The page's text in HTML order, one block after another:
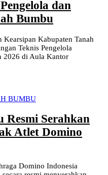
dan
Bumbu
Kabupaten Tanah
Teknis Pengelola
2026 di Aula Kantor
BUMBU
Resmi Serahkan
Atlet Domino
Domino Indonesia